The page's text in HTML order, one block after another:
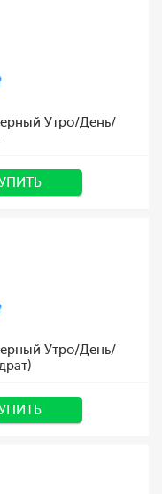
Утро/День/
Утро/День/